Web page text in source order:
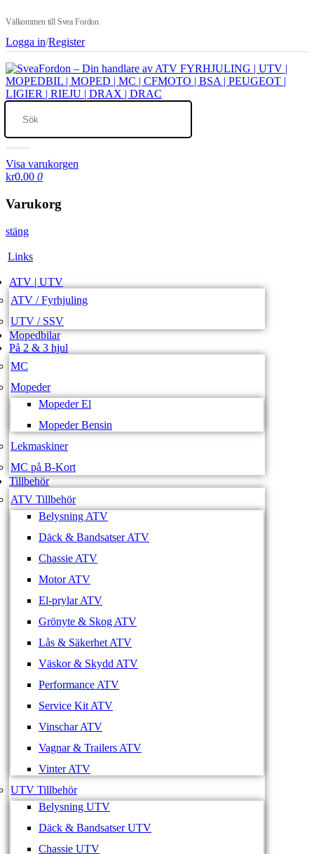
Välkommen till Svea Fordon
Logga in/Register
Visa varukorgen
kr0.00 0
Varukorg
stäng
Links
ATV | UTV
ATV / Fyrhjuling
UTV / SSV
Mopedbilar
På 2 & 3 hjul
MC
Mopeder
Mopeder El
Mopeder Bensin
Lekmaskiner
MC på B-Kort
Tillbehör
ATV Tillbehör
Belysning ATV
Däck & Bandsatser ATV
Chassie ATV
Motor ATV
El-prylar ATV
Grönyte & Skog ATV
Lås & Säkerhet ATV
Väskor & Skydd ATV
Performance ATV
Service Kit ATV
Vinschar ATV
Vagnar & Trailers ATV
Vinter ATV
UTV Tillbehör
Belysning UTV
Däck & Bandsatser UTV
Chassie UTV